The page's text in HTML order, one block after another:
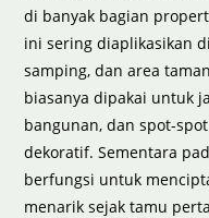
di banyak bagian
ini sering diaplikasikan
samping, dan area
biasanya dipakai untuk
bangunan, dan spot-
dekoratif. Sementara
berfungsi untuk
menarik sejak tamu